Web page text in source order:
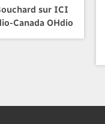
sur ICI
Canada OHdio